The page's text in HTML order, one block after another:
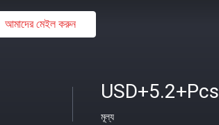
আমাদের মেইল ​​করুন
USD+5.2+Pcs
মূল্য